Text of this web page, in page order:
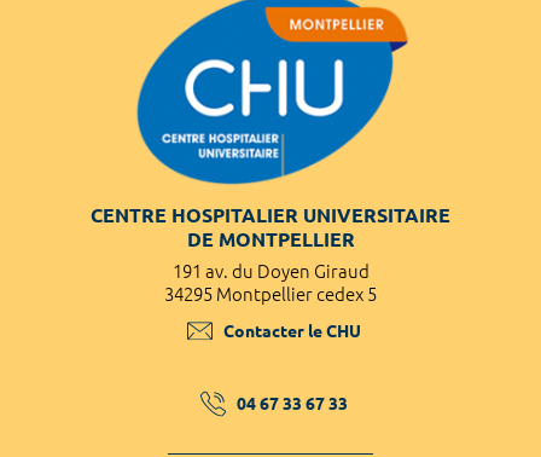
CENTRE HOSPITALIER UNIVERSITAIRE
DE MONTPELLIER
191 av. du Doyen Giraud
34295 Montpellier cedex 5
Contacter le CHU
04 67 33 67 33